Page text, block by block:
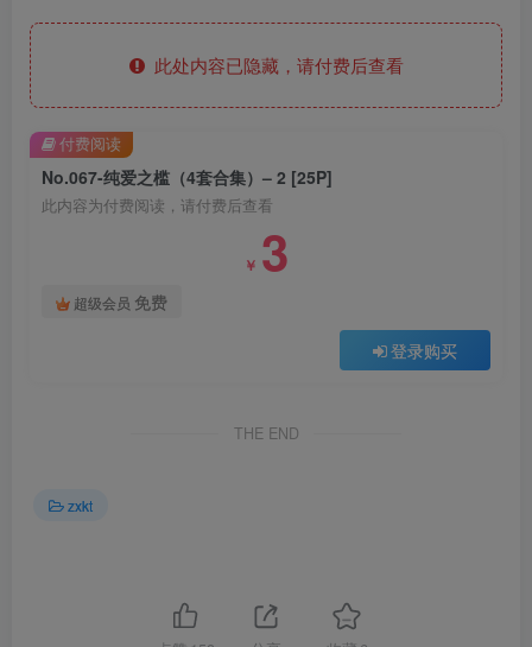
此处内容已隐藏，请付费后查看
No.067-纯爱之槛（4套合集）– 2 [25P]
此内容为付费阅读，请付费后查看
￥ 3
超级会员 免费
登录购买
付费阅读
THE END
zxkt